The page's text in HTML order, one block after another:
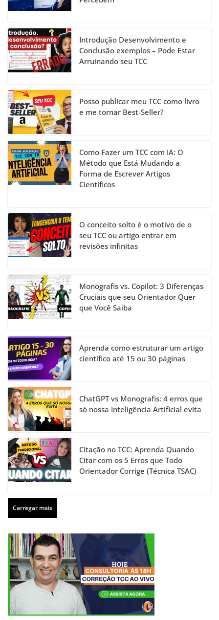
o
k
e
h
a
n
el
Introdução Desenvolvimento e
Conclusão exemplos – Pode Estar
Arruinando seu TCC
Posso publicar meu TCC como livro
e me tornar Best-Seller?
Como Fazer um TCC com IA: O
Método que Está Mudando a
Forma de Escrever Artigos
Científicos
O conceito solto é o motivo de o
seu TCC ou artigo entrar em
revisões infinitas
Monografis vs. Copilot: 3 Diferenças
Cruciais que seu Orientador Quer
que Você Saiba
Aprenda como estruturar um artigo
científico até 15 ou 30 páginas
ChatGPT vs Monografis: 4 erros que
só nossa Inteligência Artificial evita
Citação no TCC: Aprenda Quando
Citar com os 5 Erros que Todo
Orientador Corrige (Técnica TSAC)
Carregar mais